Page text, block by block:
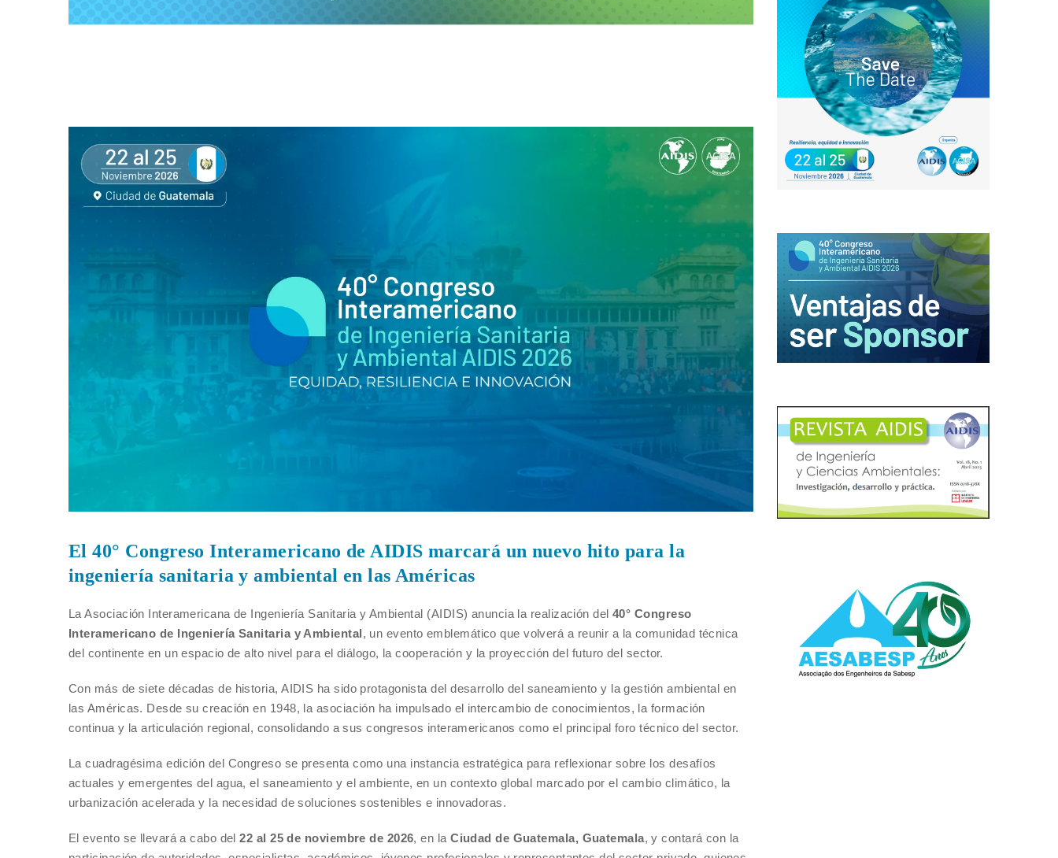
El 40° Congreso Interamericano de AIDIS marcará un nuevo hito para la
ingeniería sanitaria y ambiental en las Américas
La Asociación Interamericana de Ingeniería Sanitaria y Ambiental (AIDIS) anuncia la realización del40° Congreso
Interamericano de Ingeniería Sanitaria y Ambiental, un evento emblemático que volverá a reunir a la comunidad técnica
del continente en un espacio de alto nivel para el diálogo, la cooperación y la proyección del futuro del sector.
Con más de siete décadas de historia, AIDIS ha sido protagonista del desarrollo del saneamiento y la gestión ambiental en
las Américas. Desde su creación en 1948, la asociación ha impulsado el intercambio de conocimientos, la formación
continua y la articulación regional, consolidando a sus congresos interamericanos como el principal foro técnico del sector.
La cuadragésima edición del Congreso se presenta como una instancia estratégica para reflexionar sobre los desafíos
actuales y emergentes del agua, el saneamiento y el ambiente, en un contexto global marcado por el cambio climático, la
urbanización acelerada y la necesidad de soluciones sostenibles e innovadoras.
El evento se llevará a cabo del22 al 25 de noviembre de 2026, en laCiudad de Guatemala, Guatemala, y contará con la